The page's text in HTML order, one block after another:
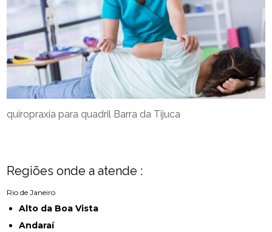
quiropraxia para quadril Barra da Tijuca
Regiões onde a atende :
Rio de Janeiro
Alto da Boa Vista
Andaraí